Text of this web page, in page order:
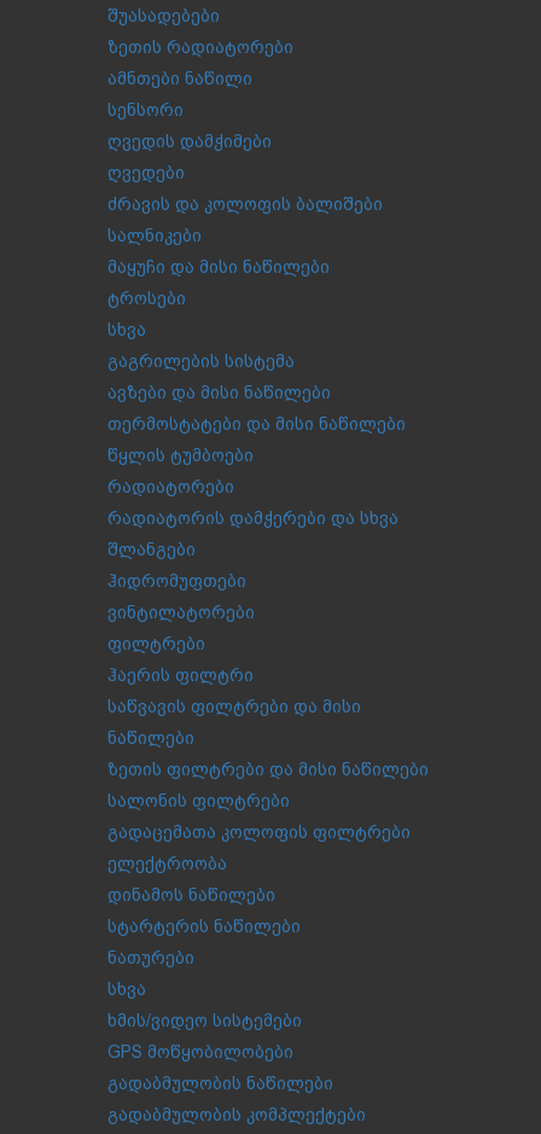
შუასადებები
ზეთის რადიატორები
ამნთები ნაწილი
სენსორი
ღვედის დამჭიმები
ღვედები
ძრავის და კოლოფის ბალიშები
სალნიკები
მაყუჩი და მისი ნაწილები
ტროსები
სხვა
გაგრილების სისტემა
ავზები და მისი ნაწილები
თერმოსტატები და მისი ნაწილები
წყლის ტუმბოები
რადიატორები
რადიატორის დამჭერები და სხვა
შლანგები
ჰიდრომუფთები
ვინტილატორები
ფილტრები
ჰაერის ფილტრი
საწვავის ფილტრები და მისი
ნაწილები
ზეთის ფილტრები და მისი ნაწილები
სალონის ფილტრები
გადაცემათა კოლოფის ფილტრები
ელექტროობა
დინამოს ნაწილები
სტარტერის ნაწილები
ნათურები
სხვა
ხმის/ვიდეო სისტემები
GPS მოწყობილობები
გადაბმულობის ნაწილები
გადაბმულობის კომპლექტები